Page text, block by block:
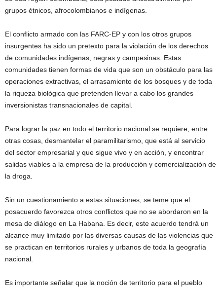
grupos étnicos, afrocolombianos e indígenas.
El conflicto armado con las FARC-EP y con los otros grupos
insurgentes ha sido un pretexto para la violación de los derechos
de comunidades indígenas, negras y campesinas. Estas
comunidades tienen formas de vida que son un obstáculo para las
operaciones extractivas, el arrasamiento de los bosques y de toda
la riqueza biológica que pretenden llevar a cabo los grandes
inversionistas transnacionales de capital.
Para lograr la paz en todo el territorio nacional se requiere, entre
otras cosas, desmantelar el paramilitarismo, que está al servicio
del sector empresarial y que sigue vivo y en acción, y encontrar
salidas viables a la empresa de la producción y comercialización de
la droga.
Sin un cuestionamiento a estas situaciones, se teme que el
posacuerdo favorezca otros conflictos que no se abordaron en la
mesa de diálogo en La Habana. Es decir, este acuerdo tendrá un
alcance muy limitado por las diversas causas de las violencias que
se practican en territorios rurales y urbanos de toda la geografía
nacional.
Es importante señalar que la noción de territorio para el pueblo